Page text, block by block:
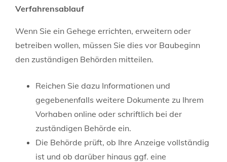
Verfahrensablauf
Wenn Sie ein Gehege errichten, erweitern oder
betreiben wollen, müssen Sie dies vor Baubeginn
den zuständigen Behörden mitteilen.
Reichen Sie dazu Informationen und
gegebenenfalls weitere Dokumente zu Ihrem
Vorhaben online oder schriftlich bei der
zuständigen Behörde ein.
Die Behörde prüft, ob Ihre Anzeige vollständig
ist und ob darüber hinaus ggf. eine